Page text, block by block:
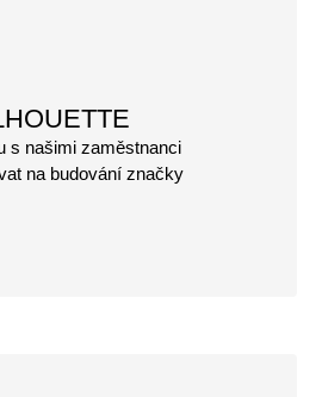
s našimi zaměstnanci
na budování značky